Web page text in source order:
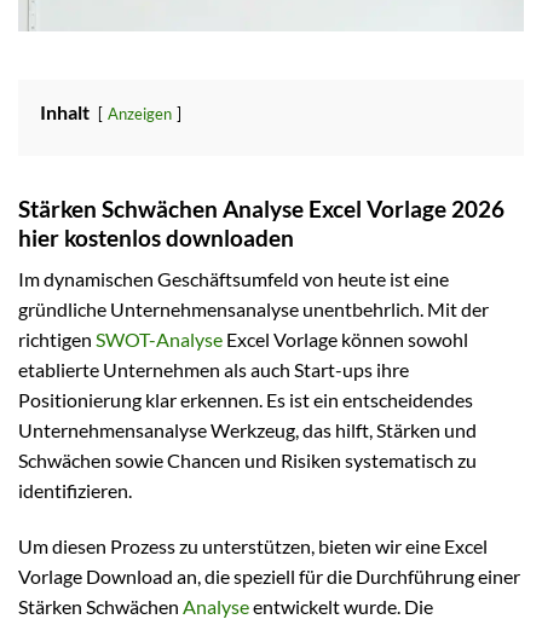
Inhalt Anzeigen
Stärken Schwächen Analyse Excel Vorlage 2026
hier kostenlos downloaden
Im dynamischen Geschäftsumfeld von heute ist eine
gründliche Unternehmensanalyse unentbehrlich. Mit der
richtigen SWOT-Analyse Excel Vorlage können sowohl
etablierte Unternehmen als auch Start-ups ihre
Positionierung klar erkennen. Es ist ein entscheidendes
Unternehmensanalyse Werkzeug, das hilft, Stärken und
Schwächen sowie Chancen und Risiken systematisch zu
identifizieren.
Um diesen Prozess zu unterstützen, bieten wir eine Excel
Vorlage Download an, die speziell für die Durchführung einer
Stärken Schwächen Analyseentwickelt wurde. Die